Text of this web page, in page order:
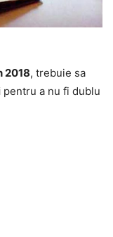
2018, trebuie sa
pentru a nu fi dublu